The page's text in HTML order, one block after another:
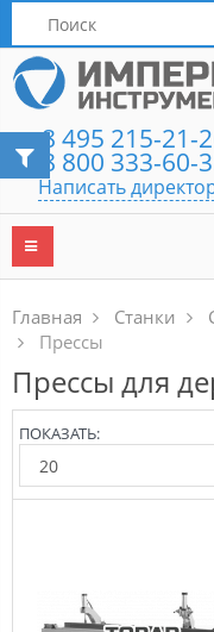
8 495 215-21-
8 800 333-60-
Написать
Главная Станки
Прессы
Прессы для
ПОКАЗАТЬ: